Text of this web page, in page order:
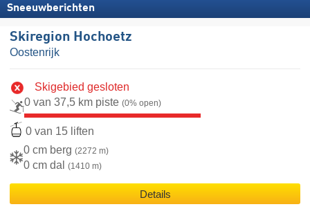
Sneeuwberichten
Skiregion Hochoetz
Oostenrijk
Skigebied gesloten
0 van 37,5 km piste (0% open)
0 van 15 liften
0 cm berg (2272 m)
0 cm dal (1410 m)
Details